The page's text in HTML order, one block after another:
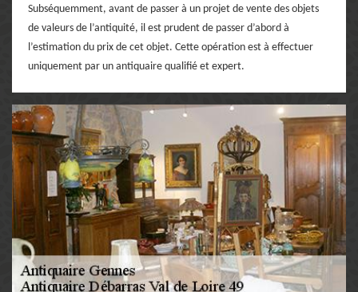
Subséquemment, avant de passer à un projet de vente des objets
de valeurs de l’antiquité, il est prudent de passer d’abord à
l’estimation du prix de cet objet. Cette opération est à effectuer
uniquement par un antiquaire qualifié et expert.